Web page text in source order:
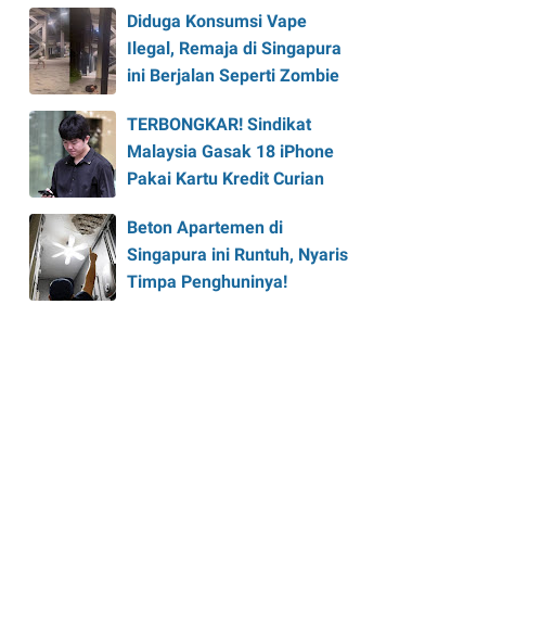
Diduga Konsumsi Vape
Ilegal, Remaja di Singapura
ini Berjalan Seperti Zombie
TERBONGKAR! Sindikat
Malaysia Gasak 18 iPhone
Pakai Kartu Kredit Curian
Beton Apartemen di
Singapura ini Runtuh, Nyaris
Timpa Penghuninya!